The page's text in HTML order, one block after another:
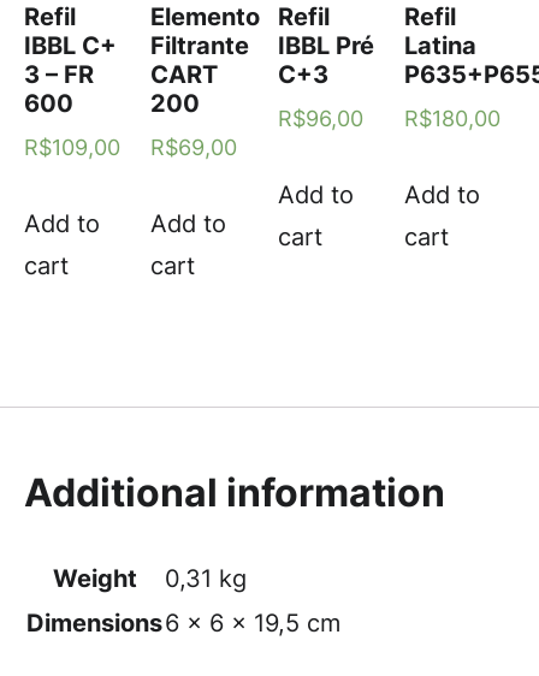
Refil
IBBL C+
3 – FR
600
R$109,00
Add to
cart
Elemento
Filtrante
CART
200
R$69,00
Add to
cart
Refil
IBBL Pré
C+3
R$96,00
Add to
cart
Refil
Latina
R$180,00
Add to
cart
Additional information
Weight
0,31 kg
Dimensions6 × 6 × 19,5 cm